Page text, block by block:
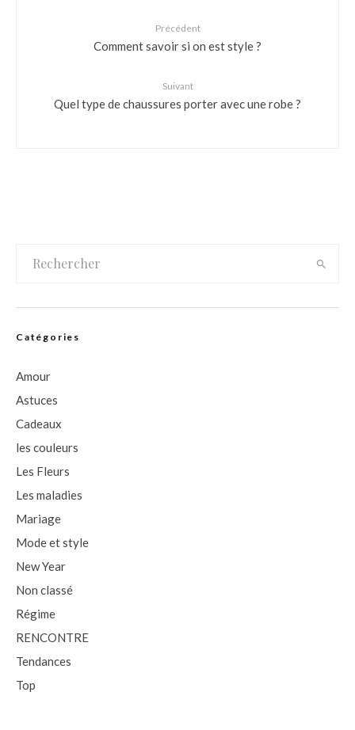
Précédent
Comment savoir si on est style ?
Suivant
Quel type de chaussures porter avec une robe ?
Catégories
Amour
Astuces
Cadeaux
les couleurs
Les Fleurs
Les maladies
Mariage
Mode et style
New Year
Non classé
Régime
RENCONTRE
Tendances
Top